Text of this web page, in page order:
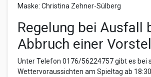
Maske: Christina Zehner-Sülberg
Regelung bei Ausfall
Abbruch einer
Unter Telefon 0176/56224757 gibt es bei
Wettervoraussichten am Spieltag ab